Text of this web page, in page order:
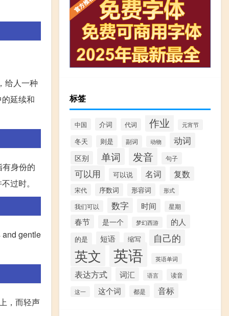
给人一种
延续和
身份的
过时。
gentle
，而轻声
标签
中国 介词 代词 作业 元宵节
冬天 则是 副词 动物 动词
区别 单词 发音 句子
可以用 可以说 名词 复数
宋代 序数词 形容词 形式
我们可以 数字 时间 星期
春节 是一个 梦幻西游 的人
的是 短语 缩写 自己的
英文 英语 英语单词
表达方式 词汇 语言 读音
这一 这个词 都是 音标